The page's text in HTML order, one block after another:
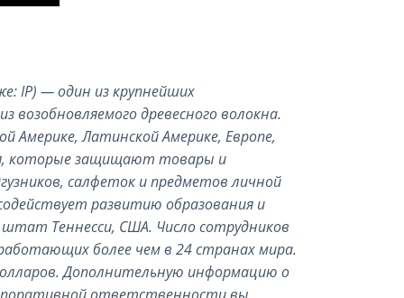
IP) — один из крупнейших
возобновляемого древесного волокна.
Америке, Латинской Америке, Европе,
которые защищают товары и
салфеток и предметов личной
развитию образования и
Теннесси, США. Число сотрудников
более чем в 24 странах мира.
Дополнительную информацию о